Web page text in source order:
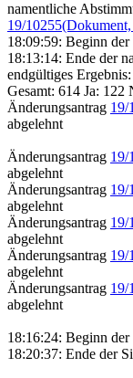
namentliche
19/10255(Dokument,
18:09:59: Beginn
18:13:14: Ende der
endgültiges Ergebnis:
Gesamt: 614 Ja: 122
Änderungsantrag 19/
abgelehnt
Änderungsantrag 19/
abgelehnt
Änderungsantrag 19/
abgelehnt
Änderungsantrag 19/
abgelehnt
Änderungsantrag 19/
abgelehnt
Änderungsantrag 19/
abgelehnt
18:16:24: Beginn
18:20:37: Ende der